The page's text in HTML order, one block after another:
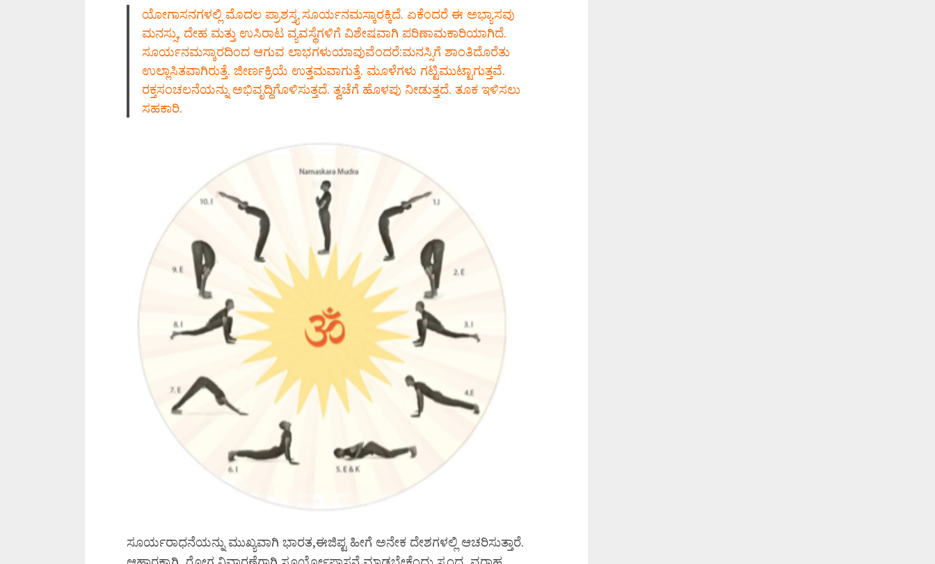
ಯೋಗಾಸನಗಳಲ್ಲಿ ಮೊದಲ ಪ್ರಾಶಸ್ತ್ಯ ಸೂರ್ಯನಮಸ್ಕಾರಕ್ಕಿದೆ. ಏಕೆಂದರೆ ಈ ಅಭ್ಯಾಸವು
ಮನಸ್ಸು, ದೇಹ ಮತ್ತು ಉಸಿರಾಟ ವ್ಯವಸ್ಥೆಗಳಿಗೆ ವಿಶೇಷವಾಗಿ ಪರಿಣಾಮಕಾರಿಯಾಗಿದೆ.
ಸೂರ್ಯನಮಸ್ಕಾರದಿಂದ ಆಗುವ ಲಾಭಗಳುಯಾವುವೆಂದರೆ:ಮನಸ್ಸಿಗೆ ಶಾಂತಿದೊರೆತು
ಉಲ್ಲಾಸಿತವಾಗಿರುತ್ತೆ. ಜೀರ್ಣಕ್ರಿಯೆ ಉತ್ತಮವಾಗುತ್ತೆ. ಮೂಳೆಗಳು ಗಟ್ಟಿಮುಟ್ಟಾಗುತ್ತವೆ.
ರಕ್ತಸಂಚಲನೆಯನ್ನು ಅಭಿವೃದ್ದಿಗೊಳಿಸುತ್ತದೆ. ತ್ವಚೆಗೆ ಹೊಳಪು ನೀಡುತ್ತದೆ. ತೂಕ ಇಳಿಸಲು
ಸಹಕಾರಿ.
ಸೂರ್ಯರಾಧನೆಯನ್ನು ಮುಖ್ಯವಾಗಿ ಭಾರತ,ಈಜಿಪ್ಟ ಹೀಗೆ ಅನೇಕ ದೇಶಗಳಲ್ಲಿ ಆಚರಿಸುತ್ತಾರೆ.